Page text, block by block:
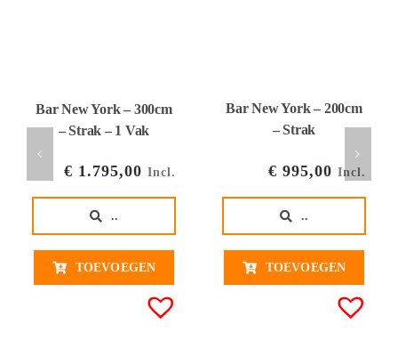
Bar New York – 300cm
– Strak – 1 Vak
€ 1.795,00 Incl.
..
TOEVOEGEN
Bar New York – 200cm
– Strak
€ 995,00 Incl.
..
TOEVOEGEN